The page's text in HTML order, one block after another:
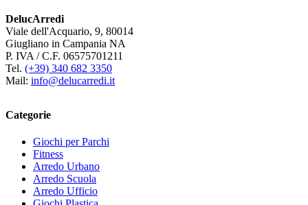
DelucArredi
Viale dell'Acquario, 9, 80014
Giugliano in Campania NA
P. IVA / C.F. 06575701211
Tel. (+39) 340 682 3350
Mail: info@delucarredi.it
Categorie
Giochi per Parchi
Fitness
Arredo Urbano
Arredo Scuola
Arredo Ufficio